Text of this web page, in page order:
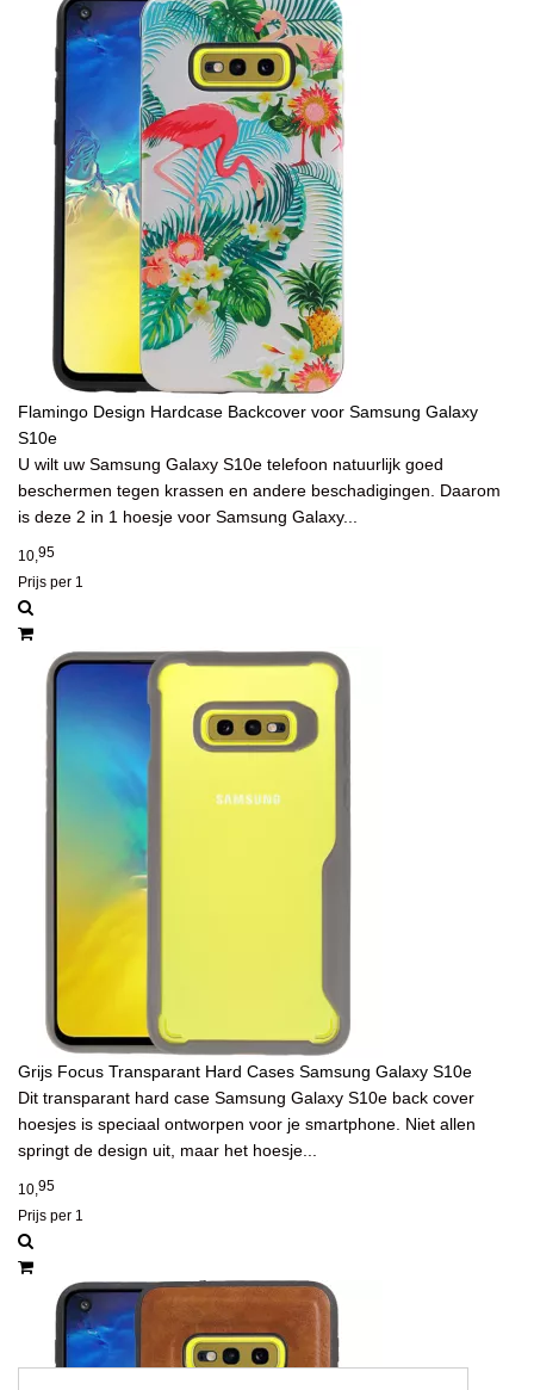
Flamingo Design Hardcase Backcover voor Samsung Galaxy
S10e
U wilt uw Samsung Galaxy S10e telefoon natuurlijk goed
beschermen tegen krassen en andere beschadigingen. Daarom
is deze 2 in 1 hoesje voor Samsung Galaxy...
10,95
Prijs per 1
Grijs Focus Transparant Hard Cases Samsung Galaxy S10e
Dit transparant hard case Samsung Galaxy S10e back cover
hoesjes is speciaal ontworpen voor je smartphone. Niet allen
springt de design uit, maar het hoesje...
10,95
Prijs per 1